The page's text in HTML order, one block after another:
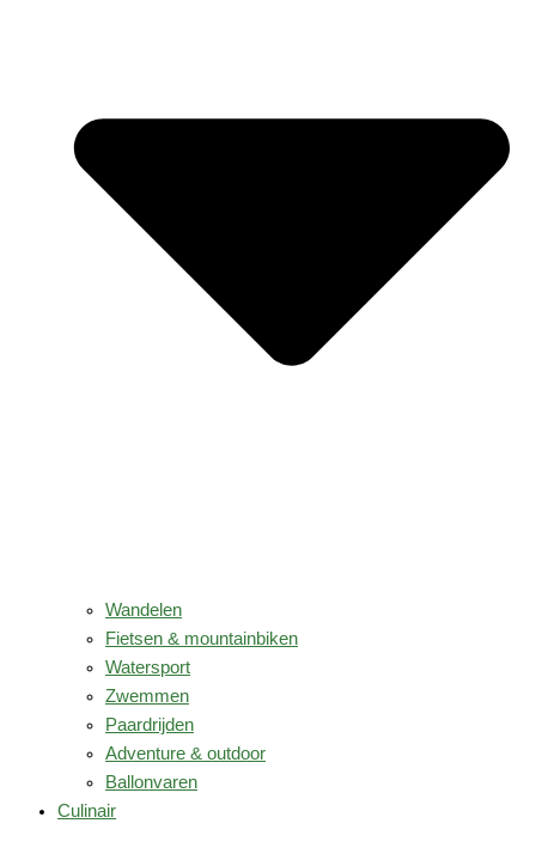
Wandelen
Fietsen & mountainbiken
Watersport
Zwemmen
Paardrijden
Adventure & outdoor
Ballonvaren
Culinair